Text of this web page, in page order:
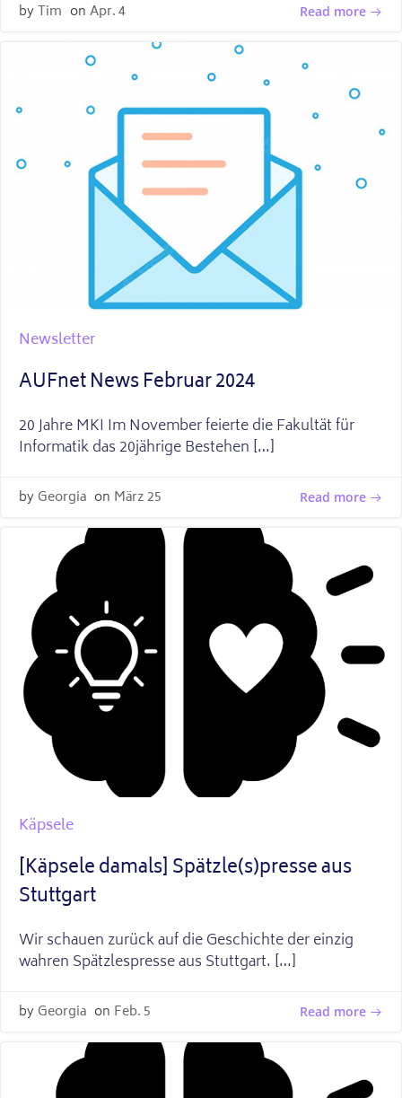
byTim on Apr. 4 Read more
Newsletter
AUFnet News Februar 2024
20 Jahre MKI Im November feierte die Fakultät für
Informatik das 20jährige Bestehen […]
byGeorgia on März 25 Read more
Käpsele
[Käpsele damals] Spätzle(s)presse aus
Stuttgart
Wir schauen zurück auf die Geschichte der einzig
wahren Spätzlespresse aus Stuttgart. […]
byGeorgia on Feb. 5 Read more